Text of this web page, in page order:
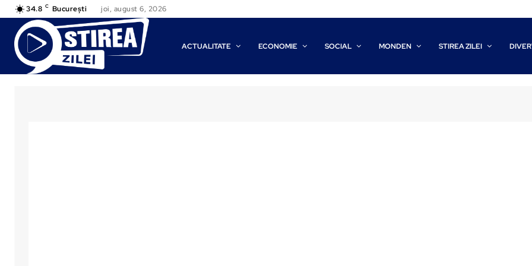
34.8 C București joi, august 6, 2026
ACTUALITATE ECONOMIE SOCIAL MONDEN STIREA ZILEI